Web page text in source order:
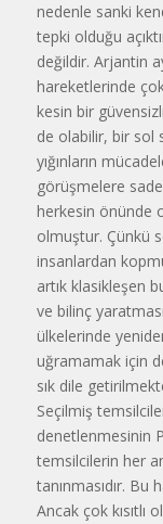
nedenle sanki
tepki olduğu
değildir. Arjantin
hareketlerinde
kesin bir
de olabilir, bir sol
yığınların
görüşmelere
herkesin önünde
olmuştur. Çünkü
insanlardan
artık klasikleşen
ve bilinç
ülkelerinde
uğramamak için
sık dile
Seçilmiş
denetlenmesinin
temsilcilerin her
tanınmasıdır. Bu
Ancak çok kısıtlı